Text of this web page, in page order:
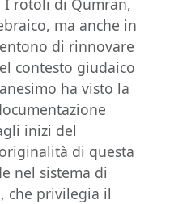
I rotoli di Qumran,
ma anche in
di rinnovare
contesto giudaico
ha visto la
inizi del
di questa
nel sistema di
che privilegia il